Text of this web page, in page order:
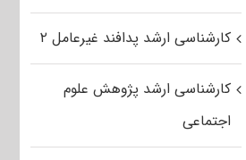
کارشناسی ارشد پدافند غیرعامل ۲
کارشناسی ارشد پژوهش علوم
اجتماعی